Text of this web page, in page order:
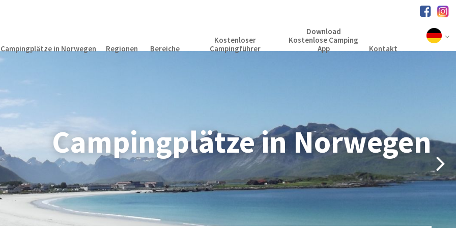
Campingplätze in Norwegen Regionen Bereiche
Kostenloser
Campingführer
Download
Kostenlose Camping
App
Kontakt
Campingplätze in Norwegen